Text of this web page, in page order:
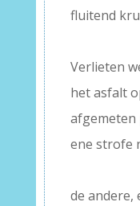
fluitend
Verlieten
het asfalt
afgemeten
ene strofe
de andere,